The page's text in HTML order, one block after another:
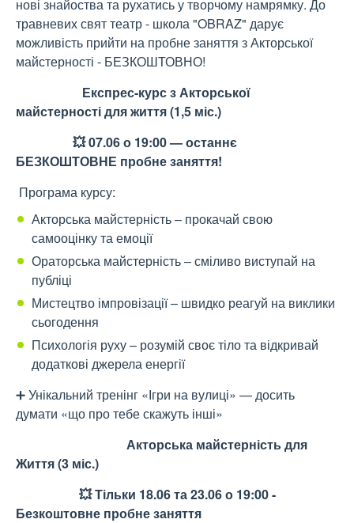
нові знайоства та рухатись у творчому намрямку. До
травневих свят театр - школа "OBRAZ" дарує
можливість прийти на пробне заняття з Акторської
майстерності - БЕЗКОШТОВНО!
Експрес-курс з Акторської
майстерності для життя (1,5 міс.)
💥 07.06 о 19:00 — останнє
БЕЗКОШТОВНЕ пробне заняття!
Програма курсу:
Акторська майстерність – прокачай свою
самооцінку та емоції
Ораторська майстерність – сміливо виступай на
публіці
Мистецтво імпровізації – швидко реагуй на виклики
сьогодення
Психологія руху – розумій своє тіло та відкривай
додаткові джерела енергії
➕ Унікальний тренінг «Ігри на вулиці» — досить
думати «що про тебе скажуть інші»
Акторська майстерність для
Життя (3 міс.)
💥 Тільки 18.06 та 23.06 о 19:00 -
Безкоштовне пробне заняття